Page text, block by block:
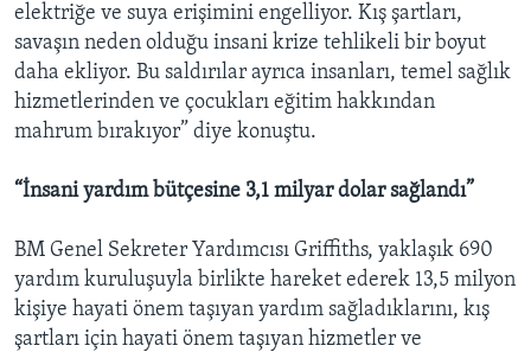
elektriğe ve suya erişimini engelliyor. Kış şartları,
savaşın neden olduğu insani krize tehlikeli bir boyut
daha ekliyor. Bu saldırılar ayrıca insanları, temel sağlık
hizmetlerinden ve çocukları eğitim hakkından
mahrum bırakıyor” diye konuştu.
“İnsani yardım bütçesine 3,1 milyar dolar sağlandı”
BM Genel Sekreter Yardımcısı Griffiths, yaklaşık 690
yardım kuruluşuyla birlikte hareket ederek 13,5 milyon
kişiye hayati önem taşıyan yardım sağladıklarını, kış
şartları için hayati önem taşıyan hizmetler ve